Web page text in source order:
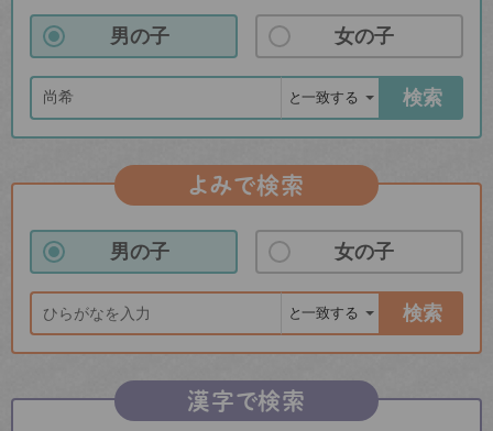
男の子 女の子
検索
よみで検索
男の子 女の子
検索
漢字で検索